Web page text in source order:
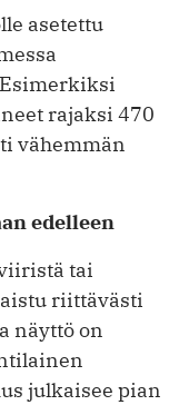
asetettu
rajaksi 470
vähemmän
edelleen
tai
riittävästi
näyttö on
julkaisee pian